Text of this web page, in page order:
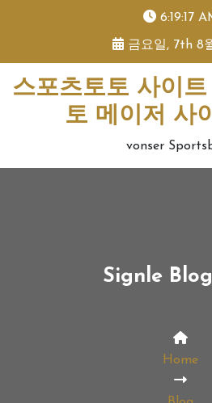
6:19:17
금요일, 7th 8
스포츠토토 사이
토 메이저 사
vonser
Signle
Home